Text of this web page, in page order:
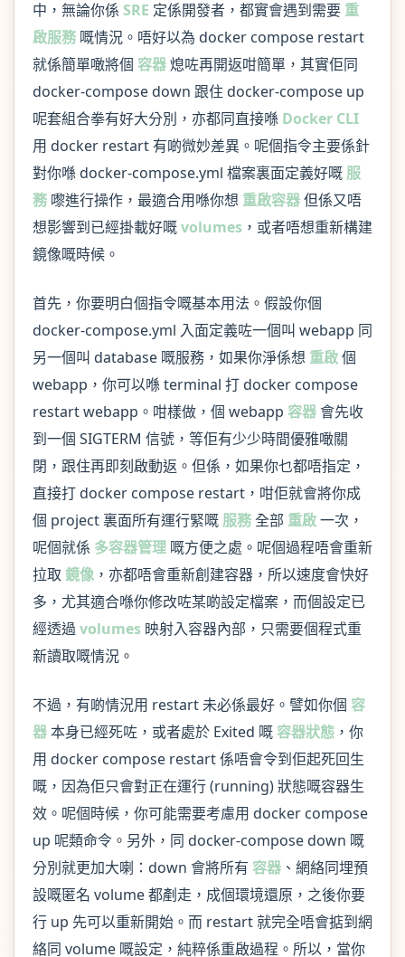
中，無論你係 SRE 定係開發者，都實會遇到需要 重
啟服務 嘅情況。唔好以為 docker compose restart
就係簡單噉將個 容器熄咗再開返咁簡單，其實佢同
docker-compose down 跟住 docker-compose up
呢套組合拳有好大分別，亦都同直接喺 Docker CLI
用 docker restart 有啲微妙差異。呢個指令主要係針
對你喺 docker-compose.yml 檔案裏面定義好嘅 服
務 嚟進行操作，最適合用喺你想 重啟容器但係又唔
想影響到已經掛載好嘅volumes ，或者唔想重新構建
鏡像嘅時候。
首先，你要明白個指令嘅基本用法。假設你個
docker-compose.yml 入面定義咗一個叫 webapp 同
另一個叫 database 嘅服務，如果你淨係想 重啟個
webapp，你可以喺 terminal 打 docker compose
restart webapp。咁樣做，個 webapp 容器會先收
到一個 SIGTERM 信號，等佢有少少時間優雅噉關
閉，跟住再即刻啟動返。但係，如果你乜都唔指定，
直接打 docker compose restart，咁佢就會將你成
個 project 裏面所有運行緊嘅 服務全部 重啟一次，
呢個就係 多容器管理 嘅方便之處。呢個過程唔會重新
拉取 鏡像 ，亦都唔會重新創建容器，所以速度會快好
多，尤其適合喺你修改咗某啲設定檔案，而個設定已
經透過 volumes 映射入容器內部，只需要個程式重
新讀取嘅情況。
不過，有啲情況用 restart 未必係最好。譬如你個 容
器本身已經死咗，或者處於 Exited 嘅容器狀態 ，你
用 docker compose restart 係唔會令到佢起死回生
嘅，因為佢只會對正在運行 (running) 狀態嘅容器生
效。呢個時候，你可能需要考慮用 docker compose
up 呢類命令。另外，同 docker-compose down 嘅
分別就更加大喇：down 會將所有 容器 、網絡同埋預
設嘅匿名 volume 都剷走，成個環境還原，之後你要
行 up 先可以重新開始。而 restart 就完全唔會掂到網
絡同 volume 嘅設定，純粹係重啟過程。所以，當你